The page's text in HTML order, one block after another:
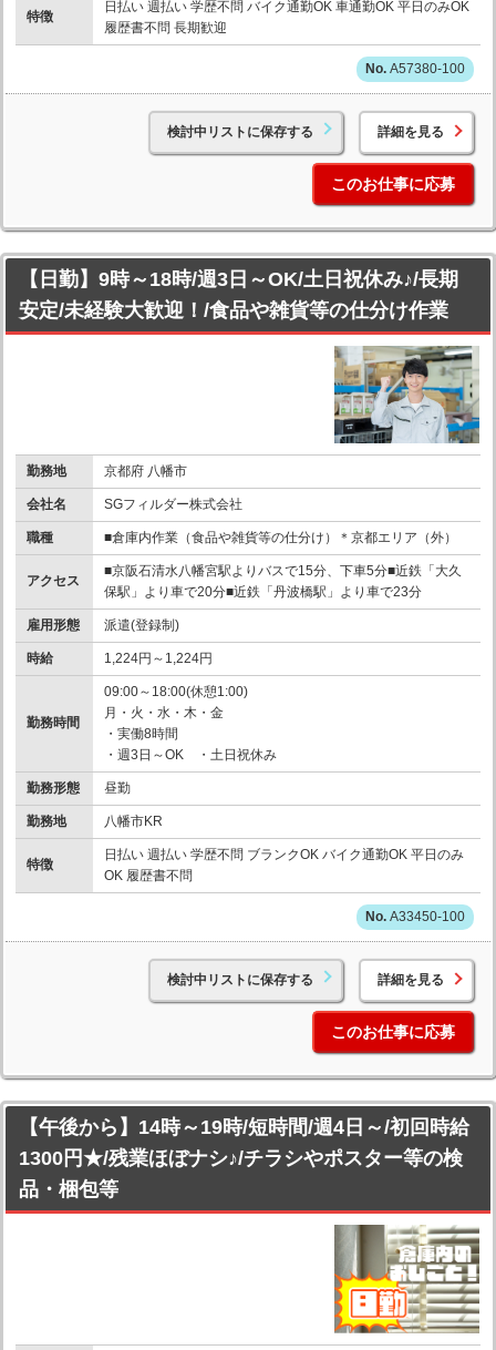
特徴
日払い 週払い 学歴不問 バイク通勤OK 車通勤OK 平日のみOK
履歴書不問 長期歓迎
A57380-100
検討中リストに保存する 詳細を見る
このお仕事に応募
【日勤】9時～18時/週3日～OK/土日祝休み♪/長期
安定/未経験大歓迎！/食品や雑貨等の仕分け作業
勤務地 京都府 八幡市
会社名 SGフィルダー株式会社
職種 ■倉庫内作業（食品や雑貨等の仕分け）＊京都エリア（外）
アクセス
■京阪石清水八幡宮駅よりバスで15分、下車5分■近鉄「大久
保駅」より車で20分■近鉄「丹波橋駅」より車で23分
雇用形態 派遣(登録制)
時給 1,224円～1,224円
勤務時間
09:00～18:00(休憩1:00)
月・火・水・木・金
・実働8時間
・週3日～OK ・土日祝休み
勤務形態 昼勤
勤務地 八幡市KR
特徴
日払い 週払い 学歴不問 ブランクOK バイク通勤OK 平日のみ
OK 履歴書不問
A33450-100
検討中リストに保存する 詳細を見る
このお仕事に応募
【午後から】14時～19時/短時間/週4日～/初回時給
1300円★/残業ほぼナシ♪/チラシやポスター等の検
品・梱包等